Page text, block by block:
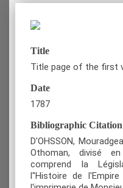
Title
Title page of the first
Date
1787
Bibliographic Citation
D'OHSSON,
Othoman, divisé
comprend la
l"Histoire de